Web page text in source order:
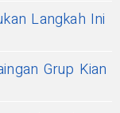
Langkah Ini
Grup Kian